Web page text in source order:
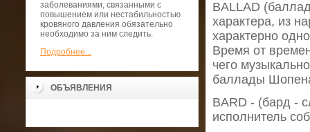
заболеваниями, связанными с
повышением или нестабильностью
кровяного давления обязательно
необходимо за ним следить.
Подробнее...
ОБЪЯВЛЕНИЯ
BALLAD
характера, из
характерно
Время от
чего
баллады
BARD - (бард -
исполнитель